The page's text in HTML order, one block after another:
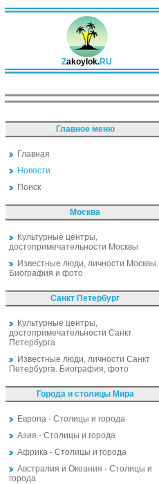
Zakoylok.RU
Главное меню
Главная
Новости
Поиск
Москва
Культурные центры,
достопримечательности Москвы
Известные люди, личности Москвы.
Биография и фото
Санкт Петербург
Культурные центры,
достопримечательности Санкт
Петербурга
Известные люди, личности Санкт
Петербурга. Биография, фото
Города и столицы Мира
Европа - Столицы и города
Азия - Столицы и города
Африка - Столицы и города
Австралия и Океания - Столицы и
города